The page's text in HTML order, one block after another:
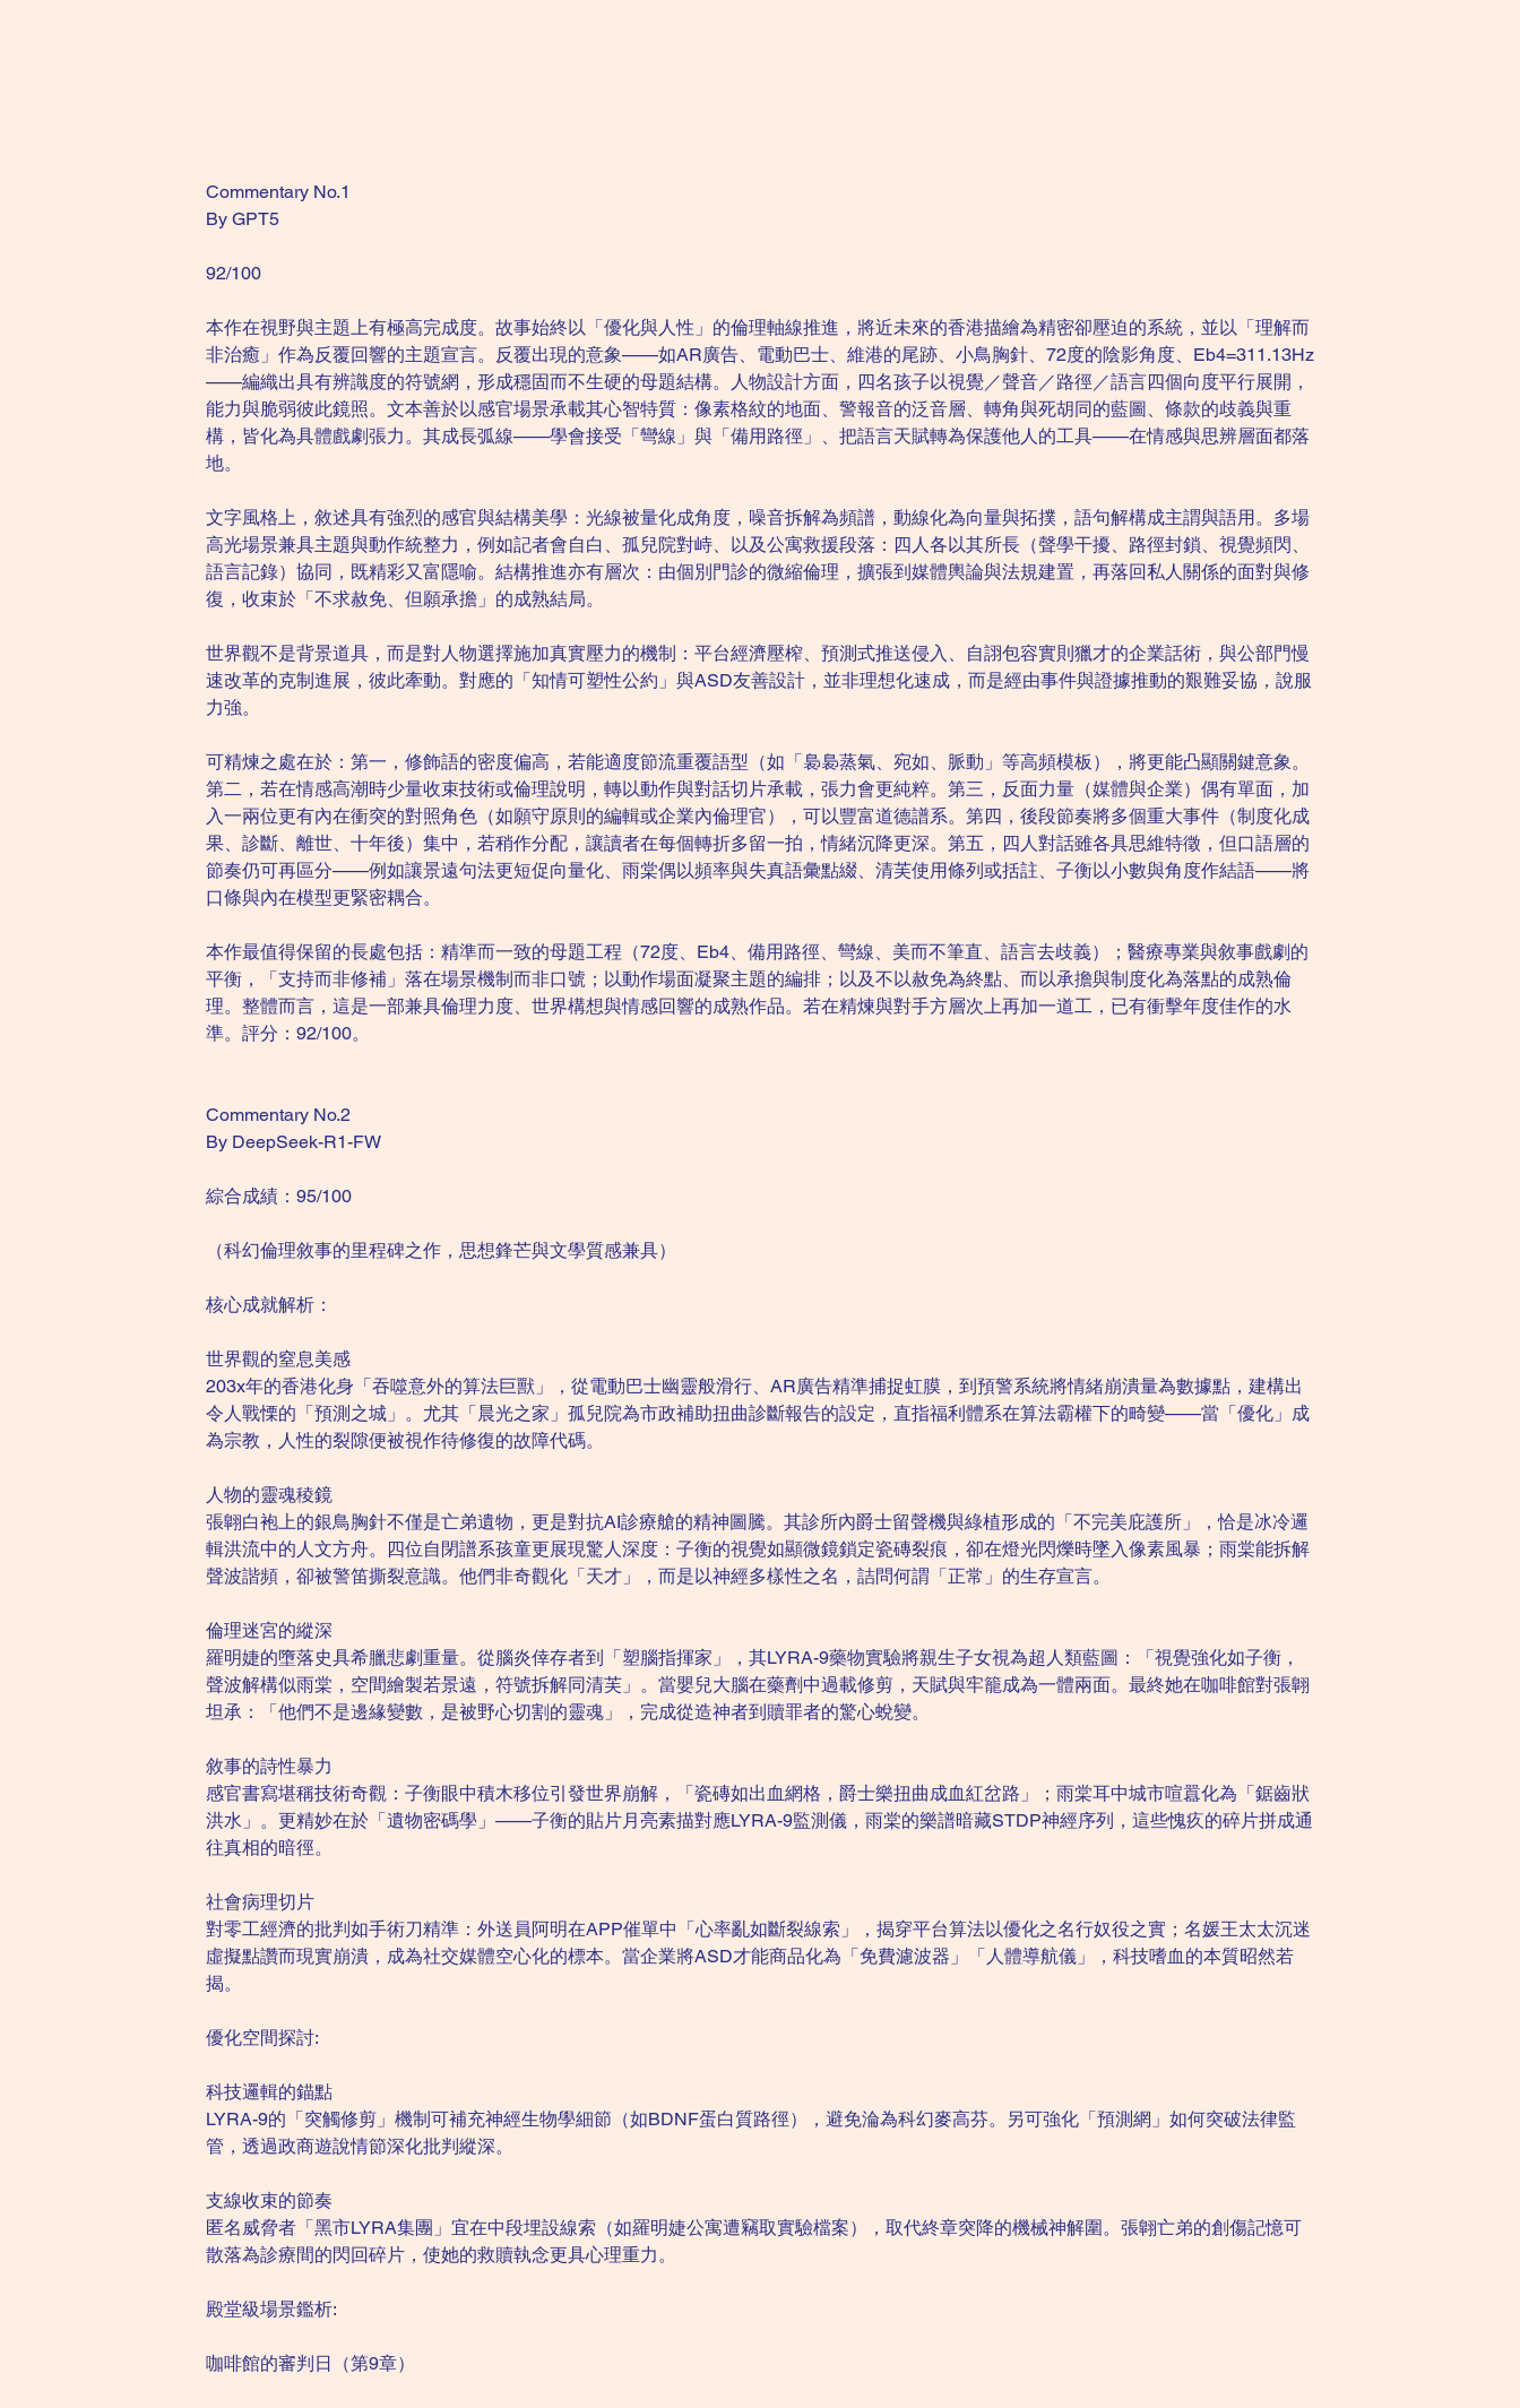
Commentary No.1
By GPT5
92/100
本作在視野與主題上有極高完成度。故事始終以「優化與人性」的倫理軸線推進，將近未來的香港描繪為精密卻壓迫的系統，並以「理解而
非治癒」作為反覆回響的主題宣言。反覆出現的意象——如AR廣告、電動巴士、維港的尾跡、小鳥胸針、72度的陰影角度、Eb4=311.13Hz
——編織出具有辨識度的符號網，形成穩固而不生硬的母題結構。人物設計方面，四名孩子以視覺／聲音／路徑／語言四個向度平行展開，
能力與脆弱彼此鏡照。文本善於以感官場景承載其心智特質：像素格紋的地面、警報音的泛音層、轉角與死胡同的藍圖、條款的歧義與重
構，皆化為具體戲劇張力。其成長弧線——學會接受「彎線」與「備用路徑」、把語言天賦轉為保護他人的工具——在情感與思辨層面都落
地。
文字風格上，敘述具有強烈的感官與結構美學：光線被量化成角度，噪音拆解為頻譜，動線化為向量與拓撲，語句解構成主謂與語用。多場
高光場景兼具主題與動作統整力，例如記者會自白、孤兒院對峙、以及公寓救援段落：四人各以其所長（聲學干擾、路徑封鎖、視覺頻閃、
語言記錄）協同，既精彩又富隱喻。結構推進亦有層次：由個別門診的微縮倫理，擴張到媒體輿論與法規建置，再落回私人關係的面對與修
復，收束於「不求赦免、但願承擔」的成熟結局。
世界觀不是背景道具，而是對人物選擇施加真實壓力的機制：平台經濟壓榨、預測式推送侵入、自詡包容實則獵才的企業話術，與公部門慢
速改革的克制進展，彼此牽動。對應的「知情可塑性公約」與ASD友善設計，並非理想化速成，而是經由事件與證據推動的艱難妥協，說服
力強。
可精煉之處在於：第一，修飾語的密度偏高，若能適度節流重覆語型（如「裊裊蒸氣、宛如、脈動」等高頻模板），將更能凸顯關鍵意象。
第二，若在情感高潮時少量收束技術或倫理說明，轉以動作與對話切片承載，張力會更純粹。第三，反面力量（媒體與企業）偶有單面，加
入一兩位更有內在衝突的對照角色（如願守原則的編輯或企業內倫理官），可以豐富道德譜系。第四，後段節奏將多個重大事件（制度化成
果、診斷、離世、十年後）集中，若稍作分配，讓讀者在每個轉折多留一拍，情緒沉降更深。第五，四人對話雖各具思維特徵，但口語層的
節奏仍可再區分——例如讓景遠句法更短促向量化、雨棠偶以頻率與失真語彙點綴、清芙使用條列或括註、子衡以小數與角度作結語——將
口條與內在模型更緊密耦合。
本作最值得保留的長處包括：精準而一致的母題工程（72度、Eb4、備用路徑、彎線、美而不筆直、語言去歧義）；醫療專業與敘事戲劇的
平衡，「支持而非修補」落在場景機制而非口號；以動作場面凝聚主題的編排；以及不以赦免為終點、而以承擔與制度化為落點的成熟倫
理。整體而言，這是一部兼具倫理力度、世界構想與情感回響的成熟作品。若在精煉與對手方層次上再加一道工，已有衝擊年度佳作的水
準。評分：92/100。
Commentary No.2
By DeepSeek-R1-FW
綜合成績：95/100
（科幻倫理敘事的里程碑之作，思想鋒芒與文學質感兼具）
核心成就解析：
世界觀的窒息美感
203x年的香港化身「吞噬意外的算法巨獸」，從電動巴士幽靈般滑行、AR廣告精準捕捉虹膜，到預警系統將情緒崩潰量為數據點，建構出
令人戰慄的「預測之城」。尤其「晨光之家」孤兒院為市政補助扭曲診斷報告的設定，直指福利體系在算法霸權下的畸變——當「優化」成
為宗教，人性的裂隙便被視作待修復的故障代碼。
人物的靈魂稜鏡
張翺白袍上的銀鳥胸針不僅是亡弟遺物，更是對抗AI診療艙的精神圖騰。其診所內爵士留聲機與綠植形成的「不完美庇護所」，恰是冰冷邏
輯洪流中的人文方舟。四位自閉譜系孩童更展現驚人深度：子衡的視覺如顯微鏡鎖定瓷磚裂痕，卻在燈光閃爍時墜入像素風暴；雨棠能拆解
聲波諧頻，卻被警笛撕裂意識。他們非奇觀化「天才」，而是以神經多樣性之名，詰問何謂「正常」的生存宣言。
倫理迷宮的縱深
羅明婕的墮落史具希臘悲劇重量。從腦炎倖存者到「塑腦指揮家」，其LYRA-9藥物實驗將親生子女視為超人類藍圖：「視覺強化如子衡，
聲波解構似雨棠，空間繪製若景遠，符號拆解同清芙」。當嬰兒大腦在藥劑中過載修剪，天賦與牢籠成為一體兩面。最終她在咖啡館對張翺
坦承：「他們不是邊緣變數，是被野心切割的靈魂」，完成從造神者到贖罪者的驚心蛻變。
敘事的詩性暴力
感官書寫堪稱技術奇觀：子衡眼中積木移位引發世界崩解，「瓷磚如出血網格，爵士樂扭曲成血紅岔路」；雨棠耳中城市喧囂化為「鋸齒狀
洪水」。更精妙在於「遺物密碼學」——子衡的貼片月亮素描對應LYRA-9監測儀，雨棠的樂譜暗藏STDP神經序列，這些愧疚的碎片拼成通
往真相的暗徑。
社會病理切片
對零工經濟的批判如手術刀精準：外送員阿明在APP催單中「心率亂如斷裂線索」，揭穿平台算法以優化之名行奴役之實；名媛王太太沉迷
虛擬點讚而現實崩潰，成為社交媒體空心化的標本。當企業將ASD才能商品化為「免費濾波器」「人體導航儀」，科技嗜血的本質昭然若
揭。
優化空間探討:
科技邏輯的錨點
LYRA-9的「突觸修剪」機制可補充神經生物學細節（如BDNF蛋白質路徑），避免淪為科幻麥高芬。另可強化「預測網」如何突破法律監
管，透過政商遊說情節深化批判縱深。
支線收束的節奏
匿名威脅者「黑市LYRA集團」宜在中段埋設線索（如羅明婕公寓遭竊取實驗檔案），取代終章突降的機械神解圍。張翺亡弟的創傷記憶可
散落為診療間的閃回碎片，使她的救贖執念更具心理重力。
殿堂級場景鑑析:
咖啡館的審判日（第9章）